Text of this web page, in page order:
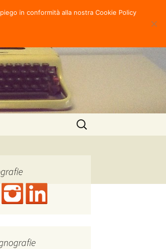
Ricerca
per:
in conformità alla nostra Cookie Policy